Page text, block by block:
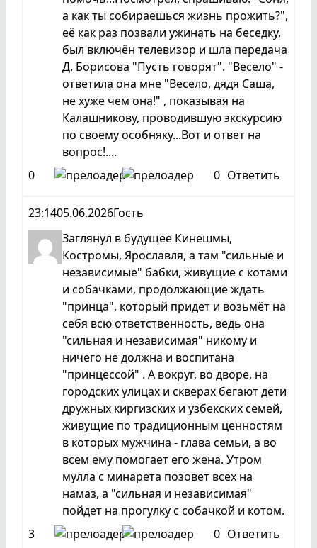
а как ты собираешься жизнь прожить?",
её как раз позвали ужинать на беседку,
был включён телевизор и шла передача
Д. Борисова "Пусть говорят". "Весело" -
ответила она мне "Весело, дядя Саша,
не хуже чем она!" , показывая на
Калашникову, проводившую экскурсию
по своему особняку...Вот и ответ на
вопрос!....
0
0 Ответить
23:1405.06.2026Гость
Заглянул в будущее Кинешмы,
Костромы, Ярославля, а там "сильные и
независимые" бабки, живущие с котами
и собачками, продолжающие ждать
"принца", который придет и возьмёт на
себя всю ответственность, ведь она
"сильная и независимая" никому и
ничего не должна и воспитана
"принцессой" . А вокруг, во дворе, на
городских улицах и скверах бегают дети
дружных киргизских и узбекских семей,
живущие по традиционным ценностям
в которых мужчина - глава семьи, а во
всем ему помогает его жена. Утром
мулла с минарета позовет всех на
намаз, а "сильная и независимая"
пойдет на прогулку с собачкой и котом.
3
0 Ответить